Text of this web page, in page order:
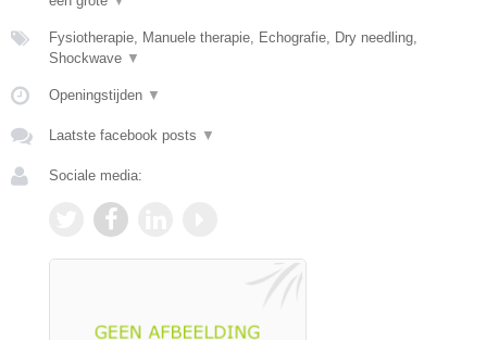
Fysiotherapie, Manuele therapie, Echografie, Dry needling,
Shockwave ▼
Openingstijden ▼
Laatste facebook posts ▼
Sociale media: